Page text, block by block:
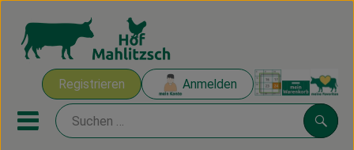
Registrieren Anmelden
Mobiles Menu öffnen oder